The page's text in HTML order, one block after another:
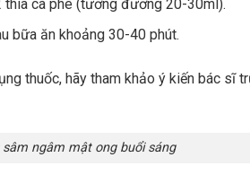
cà phê (tương đương 20-30ml).
bữa ăn khoảng 30-40 phút.
thuốc, hãy tham khảo ý kiến bác sĩ
sâm ngâm mật ong buổi sáng